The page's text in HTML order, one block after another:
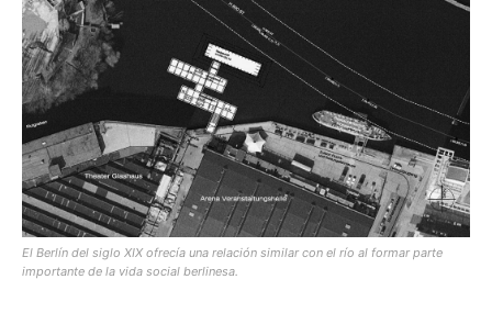
El Berlín del siglo XIX ofrecía una relación similar con el río al formar parte
importante de la vida social berlinesa.